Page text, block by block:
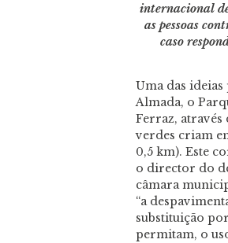
internacional
as pessoas
caso
Uma das
Almada, o
Ferraz,
verdes criam
0,5 km). Este
o director do
câmara
“a
substituição
permitam, o